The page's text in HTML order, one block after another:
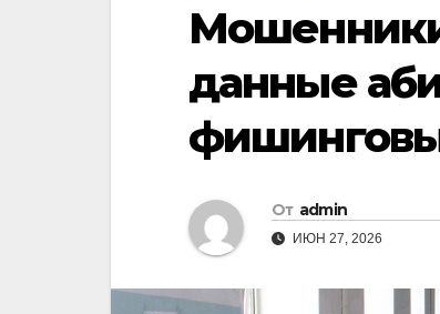
данные
От admin
ИЮН 27, 2026